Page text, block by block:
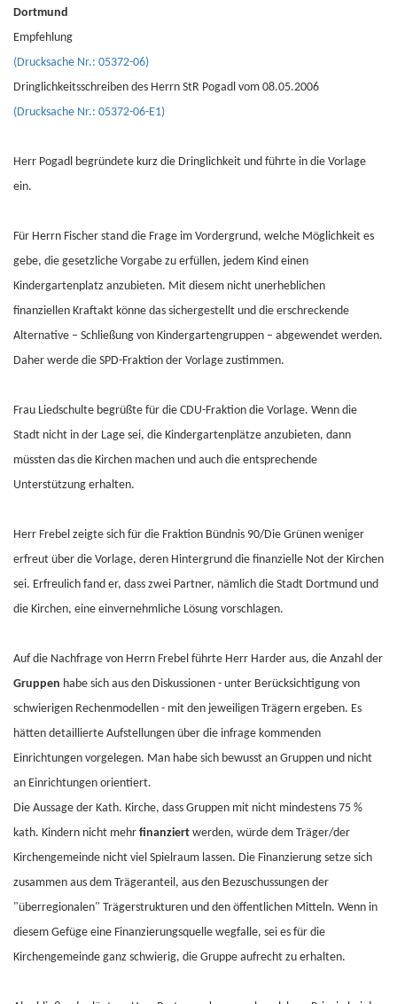
Dortmund
Empfehlung
(Drucksache Nr.: 05372-06)
Dringlichkeitsschreiben des Herrn StR Pogadl vom 08.05.2006
(Drucksache Nr.: 05372-06-E1)
Herr Pogadl begründete kurz die Dringlichkeit und führte in die Vorlage
ein.
Für Herrn Fischer stand die Frage im Vordergrund, welche Möglichkeit es
gebe, die gesetzliche Vorgabe zu erfüllen, jedem Kind einen
Kindergartenplatz anzubieten. Mit diesem nicht unerheblichen
finanziellen Kraftakt könne das sichergestellt und die erschreckende
Alternative – Schließung von Kindergartengruppen – abgewendet werden.
Daher werde die SPD-Fraktion der Vorlage zustimmen.
Frau Liedschulte begrüßte für die CDU-Fraktion die Vorlage. Wenn die
Stadt nicht in der Lage sei, die Kindergartenplätze anzubieten, dann
müssten das die Kirchen machen und auch die entsprechende
Unterstützung erhalten.
Herr Frebel zeigte sich für die Fraktion Bündnis 90/Die Grünen weniger
erfreut über die Vorlage, deren Hintergrund die finanzielle Not der Kirchen
sei. Erfreulich fand er, dass zwei Partner, nämlich die Stadt Dortmund und
die Kirchen, eine einvernehmliche Lösung vorschlagen.
Auf die Nachfrage von Herrn Frebel führte Herr Harder aus, die Anzahl der
Gruppen habe sich aus den Diskussionen - unter Berücksichtigung von
schwierigen Rechenmodellen - mit den jeweiligen Trägern ergeben. Es
hätten detaillierte Aufstellungen über die infrage kommenden
Einrichtungen vorgelegen. Man habe sich bewusst an Gruppen und nicht
an Einrichtungen orientiert.
Die Aussage der Kath. Kirche, dass Gruppen mit nicht mindestens 75 %
kath. Kindern nicht mehr finanziert werden, würde dem Träger/der
Kirchengemeinde nicht viel Spielraum lassen. Die Finanzierung setze sich
zusammen aus dem Trägeranteil, aus den Bezuschussungen der
"überregionalen" Trägerstrukturen und den öffentlichen Mitteln. Wenn in
diesem Gefüge eine Finanzierungsquelle wegfalle, sei es für die
Kirchengemeinde ganz schwierig, die Gruppe aufrecht zu erhalten.